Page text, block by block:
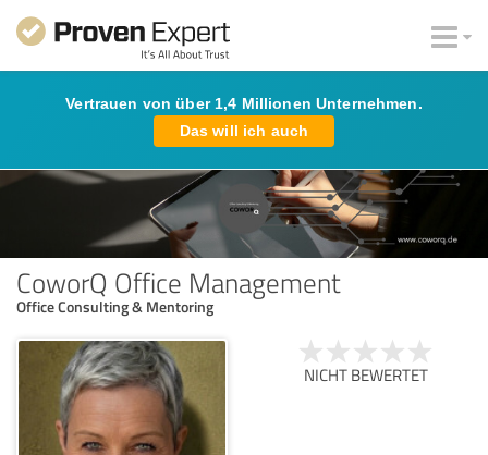
Vertrauen von über 1,4 Millionen Unternehmen.
Das will ich auch
CoworQ Office Management
Office Consulting & Mentoring
NICHT BEWERTET